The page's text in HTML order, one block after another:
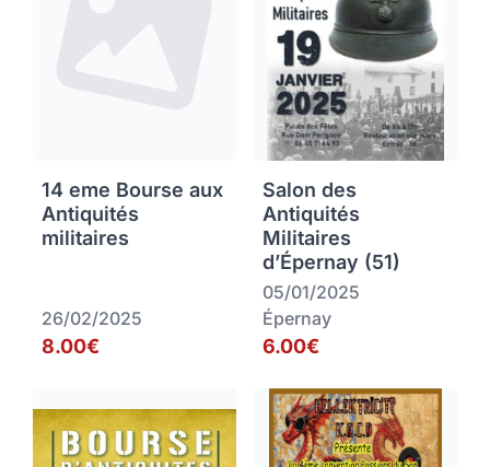
14 eme Bourse aux
Antiquités
militaires
26/02/2025
8.00€
Salon des
Antiquités
Militaires
d’Épernay (51)
05/01/2025
Épernay
6.00€